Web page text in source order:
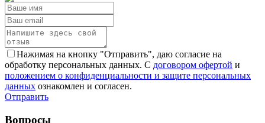
Нажимая на кнопку "Отправить", даю согласие на
обработку персональных данных. С договором офертой и
положением о конфиденциальности и защите персональных
данных ознакомлен и согласен.
Отправить
Вопросы